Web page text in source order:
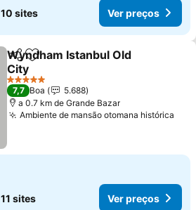
10 sites Ver preços
PartilharAdicionar aos favoritos
Wyndham Istanbul Old
City
5 Estrelas
7,7 Boa
5.688
a 0.7 km de Grande Bazar
Ambiente de mansão otomana histórica
11 sites Ver preços